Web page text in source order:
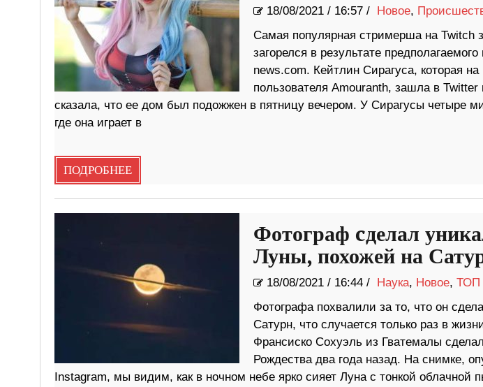
18/08/2021/ 16:57 / Новое,
Самая популярная стримерша на Twitch
загорелся в результате
news.com. Кейтлин Сирагуса, которая
пользователя Amouranth, зашла в
сказала, что ее дом был подожжен в пятницу вечером. У Сирагусы четыре
где она играет в
ПОДРОБНЕЕ
Фотограф cделал
Луны, похожей на
18/08/2021/ 16:44 / Наука, Новое, ТОП
Фотографа похвалили за то, что он
Сатурн, что случается только раз в
Франсиско Сохуэль из Гватемалы
Рождества два года назад. На снимке,
Instagram, мы видим, как в ночном небе ярко сияет Луна с тонкой облачной